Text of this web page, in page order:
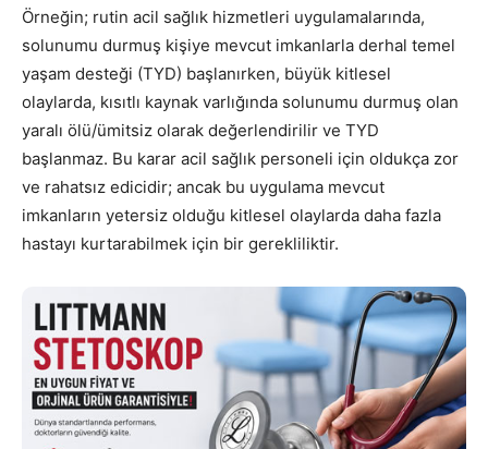
Örneğin; rutin acil sağlık hizmetleri uygulamalarında,
solunumu durmuş kişiye mevcut imkanlarla derhal temel
yaşam desteği (TYD) başlanırken, büyük kitlesel
olaylarda, kısıtlı kaynak varlığında solunumu durmuş olan
yaralı ölü/ümitsiz olarak değerlendirilir ve TYD
başlanmaz. Bu karar acil sağlık personeli için oldukça zor
ve rahatsız edicidir; ancak bu uygulama mevcut
imkanların yetersiz olduğu kitlesel olaylarda daha fazla
hastayı kurtarabilmek için bir gerekliliktir.